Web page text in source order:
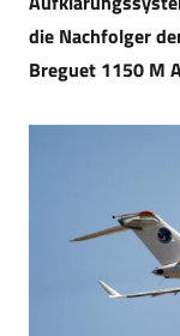
die Nachfolger
Breguet 1150 M